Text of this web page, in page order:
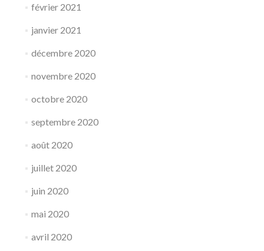
février 2021
janvier 2021
décembre 2020
novembre 2020
octobre 2020
septembre 2020
août 2020
juillet 2020
juin 2020
mai 2020
avril 2020